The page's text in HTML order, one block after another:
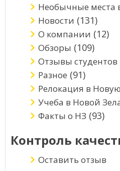
Необычные места
Новости (131)
О компании (12)
Обзоры (109)
Отзывы студентов
Разное (91)
Релокация в
Учеба в Новой
Факты о НЗ (93)
Контроль
Оставить отзыв